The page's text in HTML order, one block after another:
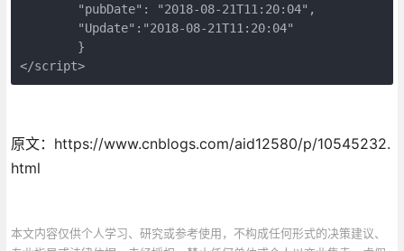
        "pubDate": "2018-08-21T11:20:04",
        "Update":"2018-08-21T11:20:04"
        }
</script>
原文：https://www.cnblogs.com/aid12580/p/10545232.
html
本文内容仅供个人学习、研究或参考使用，不构成任何形式的决策建议、